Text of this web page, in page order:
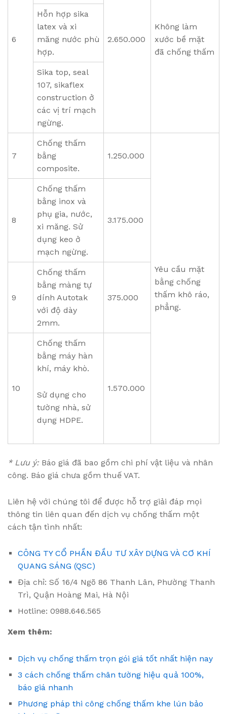
6 2.650.000
Không làm
xước bề mặt
đã chống thấm
Hỗn hợp sika
latex và xi
măng nước phù
hợp.
Sika top, seal
107, sikaflex
construction ở
các vị trí mạch
ngừng.
7
Chống thấm
bằng
composite.
1.250.000
Yêu cầu mặt
bằng chống
thấm khô ráo,
phẳng.
8
Chống thấm
bằng inox và
phụ gia, nước,
xi măng. Sử
dụng keo ở
mạch ngừng.
3.175.000
9
Chống thấm
bằng màng tự
dính Autotak
với độ dày
2mm.
375.000
10
Chống thấm
bằng máy hàn
khí, máy khò.
Sử dụng cho
tường nhà, sử
dụng HDPE.
1.570.000
* Lưu ý:Báo giá đã bao gồm chi phí vật liệu và nhân
công. Báo giá chưa gồm thuế VAT.
Liên hệ với chúng tôi để được hỗ trợ giải đáp mọi
thông tin liên quan đến dịch vụ chống thấm một
cách tận tình nhất:
CÔNG TY CỔ PHẦN ĐẦU TƯ XÂY DỰNG VÀ CƠ KHÍ
QUANG SÁNG (QSC)
Địa chỉ: Số 16/4 Ngõ 86 Thanh Lân, Phường Thanh
Trì, Quận Hoàng Mai, Hà Nội
Hotline: 0988.646.565
Xem thêm:
Dịch vụ chống thấm trọn gói giá tốt nhất hiện nay
3 cách chống thấm chân tường hiệu quả 100%,
báo giá nhanh
Phương pháp thi công chống thấm khe lún bảo